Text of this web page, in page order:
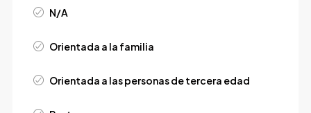
N/A
Orientada a la familia
Orientada a las personas de tercera edad